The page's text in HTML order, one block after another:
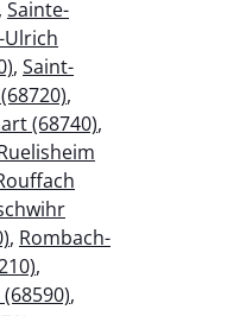
, Sainte-
Ulrich
, Saint-
,
(68740),
, Rombach-
,
,